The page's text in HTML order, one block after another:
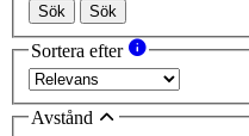
Sök Sök
Sortera efter
Avstånd